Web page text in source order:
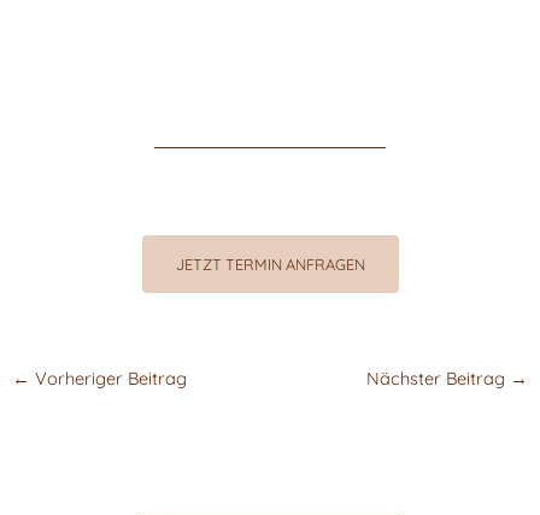
JETZT TERMIN ANFRAGEN
← Vorheriger Beitrag Nächster Beitrag →